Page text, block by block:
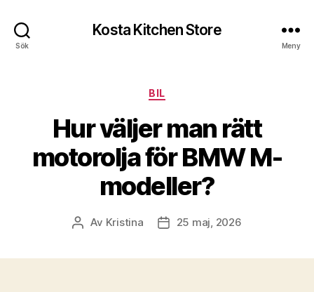
Sök
Kosta Kitchen Store
Meny
Kategorier
BIL
Hur väljer man rätt
motorolja för BMW M-
modeller?
Inläggsförfattare
Av Kristina Inläggsdatum
25 maj, 2026